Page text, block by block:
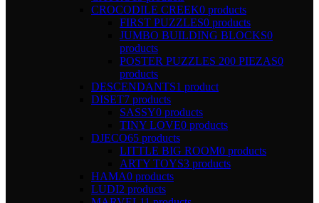
CROCODILE CREEK0 products
FIRST PUZZLES0 products
JUMBO BUILDING BLOCKS0
products
POSTER PUZZLES 200 PIEZAS0
products
DESCENDANTS1 product
DISET7 products
SASSY0 products
TINY LOVE0 products
DJECO65 products
LITTLE BIG ROOM0 products
ARTY TOYS3 products
HAMA0 products
LUDI2 products